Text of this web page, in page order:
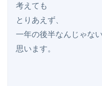
考えても
とりあえず、
一年の後半なんじゃな
思います。